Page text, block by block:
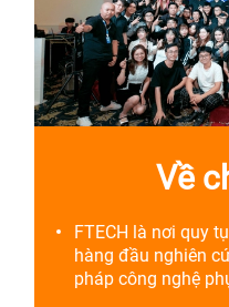
Về
FTECH là nơi quy
hàng đầu nghiên
pháp công nghệ